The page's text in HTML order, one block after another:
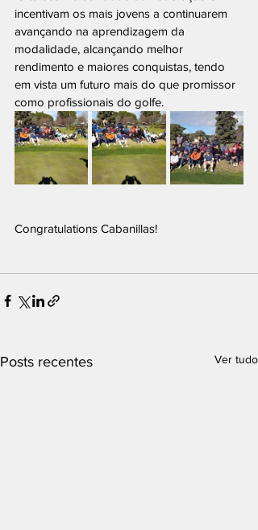
incentivam os mais jovens a continuarem
avançando na aprendizagem da
modalidade, alcançando melhor
rendimento e maiores conquistas, tendo
em vista um futuro mais do que promissor
como profissionais do golfe.
Congratulations Cabanillas!
Posts recentes Ver tudo